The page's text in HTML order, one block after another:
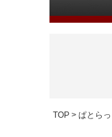
TOP ぱとら